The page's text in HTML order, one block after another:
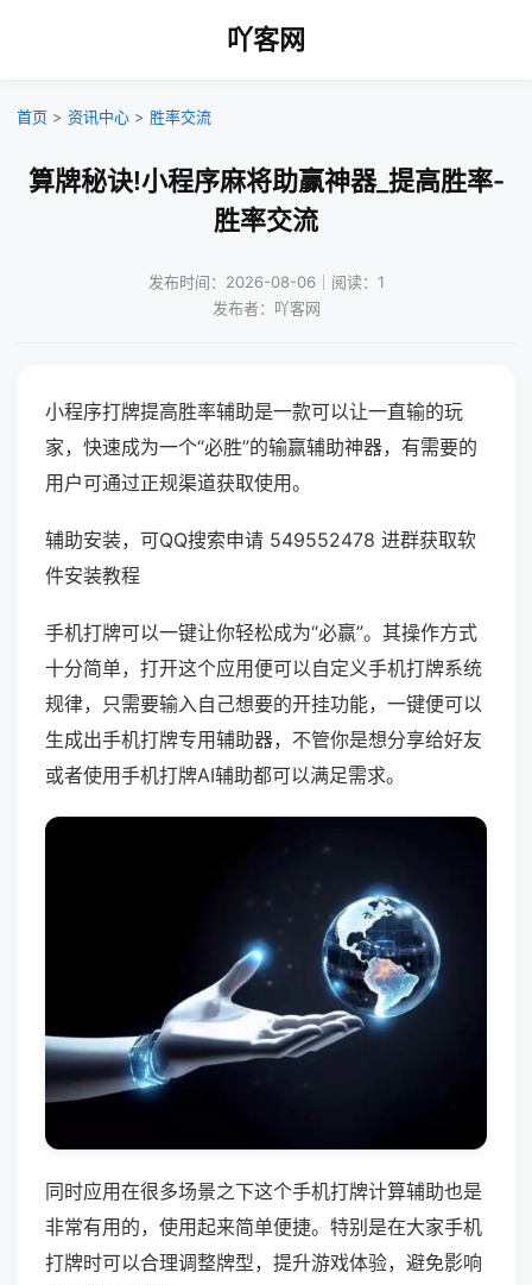
吖客网
首页 > 资讯中心 > 胜率交流
算牌秘诀!小程序麻将助赢神器_提高胜率-
胜率交流
发布时间：2026-08-06｜阅读：1
发布者：吖客网
小程序打牌提高胜率辅助是一款可以让一直输的玩
家，快速成为一个“必胜”的输赢辅助神器，有需要的
用户可通过正规渠道获取使用。
辅助安装，可QQ搜索申请 549552478 进群获取软
件安装教程
手机打牌可以一键让你轻松成为“必赢”。其操作方式
十分简单，打开这个应用便可以自定义手机打牌系统
规律，只需要输入自己想要的开挂功能，一键便可以
生成出手机打牌专用辅助器，不管你是想分享给好友
或者使用手机打牌AI辅助都可以满足需求。
同时应用在很多场景之下这个手机打牌计算辅助也是
非常有用的，使用起来简单便捷。特别是在大家手机
打牌时可以合理调整牌型，提升游戏体验，避免影响